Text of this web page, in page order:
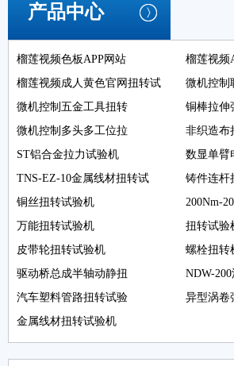
产品中心
榴莲视频色板APP网站
榴莲视频
榴莲视频成人黄色官网扭转试
微机控制
微机控制五金工具扭转
铜棒拉伸
微机控制多头多工位拉
非织造布
ST铝合金拉力试验机
数显单臂
TNS-EZ-10金属线材扭转试
铸件连杆
铜丝扭转试验机
200Nm-
万能扭转试验机
扭转试验
皮带轮扭转试验机
螺栓扭转
驱动桥总成半轴动静扭
NDW-
汽车塑料管路扭转试验
异型涡卷
金属线材扭转试验机